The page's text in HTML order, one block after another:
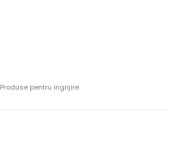
Produse pentru ingrijire